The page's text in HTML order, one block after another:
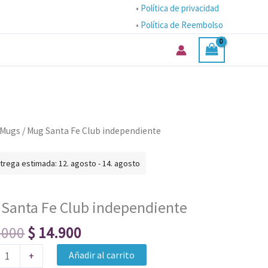
• Política de privacidad
• Política de Reembolso
Mugs / Mug Santa Fe Club independiente
estimada: 12. agosto - 14. agosto
Fe Club independiente
El
original
$ 20.000.
$ 14.900
El
actual
$ 14.900.
+ Añadir al carrito